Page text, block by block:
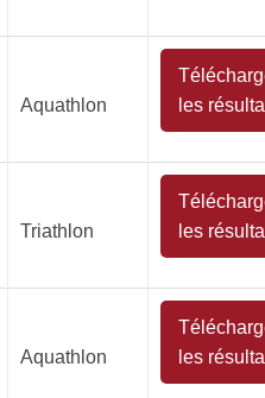
Aquathlon
les
Triathlon
les
Aquathlon
les